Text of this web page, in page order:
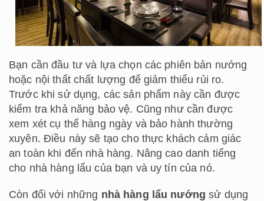
Bạn cần đầu tư và lựa chọn các phiên bản nướng
hoặc nội thất chất lượng để giảm thiểu rủi ro.
Trước khi sử dụng, các sản phẩm này cần được
kiểm tra khả năng bảo vệ. Cũng như cần được
xem xét cụ thể hàng ngày và bảo hành thường
xuyên. Điều này sẽ tạo cho thực khách cảm giác
an toàn khi đến nhà hàng. Nâng cao danh tiếng
cho nhà hàng lẩu của bạn và uy tín của nó.
Còn đối với những nhà hàng lẩu nướng sử dụng